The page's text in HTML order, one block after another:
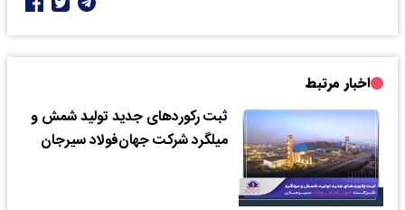
اخبار مرتبط
ثبت رکوردهای جدید تولید شمش و
میلگرد شرکت جهان‌فولاد سیرجان